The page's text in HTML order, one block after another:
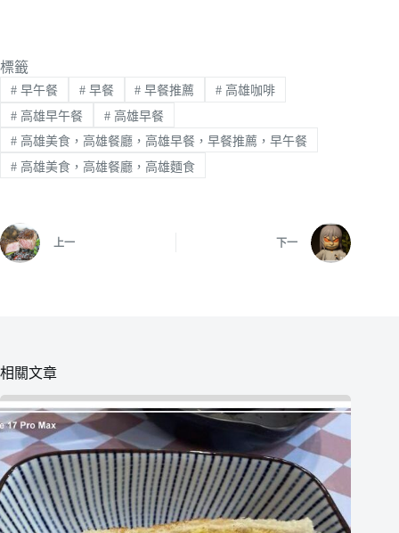
標籤
#早午餐 #早餐 # 早餐推薦 # 高雄咖啡
#高雄早午餐 #高雄早餐
#高雄美食，高雄餐廳，高雄早餐，早餐推薦，早午餐
#高雄美食，高雄餐廳，高雄麵食
上一 下一
相關文章